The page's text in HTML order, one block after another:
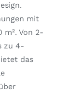
mit
m². Von 2-
zu 4-
das